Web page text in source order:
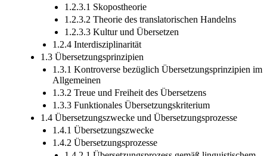
1.2.3.1 Skopostheorie
1.2.3.2 Theorie des translatorischen Handelns
1.2.3.3 Kultur und Übersetzen
1.2.4 Interdisziplinarität
1.3 Übersetzungsprinzipien
1.3.1 Kontroverse bezüglich Übersetzungsprinzipien im
Allgemeinen
1.3.2 Treue und Freiheit des Übersetzens
1.3.3 Funktionales Übersetzungskriterium
1.4 Übersetzungszwecke und Übersetzungsprozesse
1.4.1 Übersetzungszwecke
1.4.2 Übersetzungsprozesse